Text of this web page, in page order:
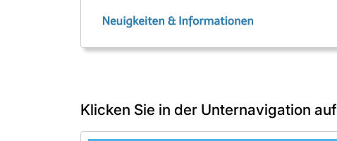
Klicken Sie in der Unternavigation auf